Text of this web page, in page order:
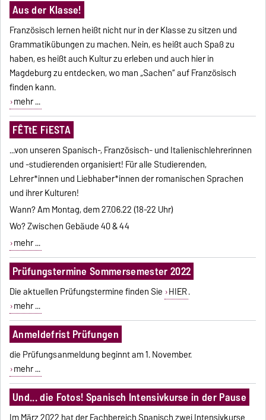
Aus der Klasse!
Französisch lernen heißt nicht nur in der Klasse zu sitzen und
Grammatikübungen zu machen. Nein, es heißt auch Spaß zu
haben, es heißt auch Kultur zu erleben und auch hier in
Magdeburg zu entdecken, wo man „Sachen“ auf Französisch
finden kann.
mehr ...
FÊTtE FiESTA
...von unseren Spanisch-, Französisch- und Italienischlehrerinnen
und -studierenden organisiert! Für alle Studierenden,
Lehrer*innen und Liebhaber*innen der romanischen Sprachen
und ihrer Kulturen!
Wann? Am Montag, dem 27.06.22 (18-22 Uhr)
Wo? Zwischen Gebäude 40 & 44
mehr ...
Prüfungstermine Sommersemester 2022
Die aktuellen Prüfungstermine finden Sie HIER.
mehr ...
Anmeldefrist Prüfungen
die Prüfungsanmeldung beginnt am 1. November.
mehr ...
Und... die Fotos! Spanisch Intensivkurse in der Pause